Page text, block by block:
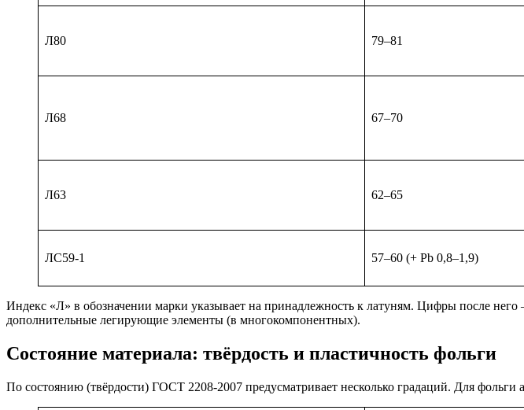
Л80 79–81
Л68 67–70
Л63 62–65
ЛС59-1 57–60 (+ Pb 0,8–1,9)
Индекс «Л» в обозначении марки указывает на принадлежность к латуням. Цифры после
дополнительные легирующие элементы (в многокомпонентных).
Состояние материала: твёрдость и пластичность фольги
По состоянию (твёрдости) ГОСТ 2208-2007 предусматривает несколько градаций. Для фольги